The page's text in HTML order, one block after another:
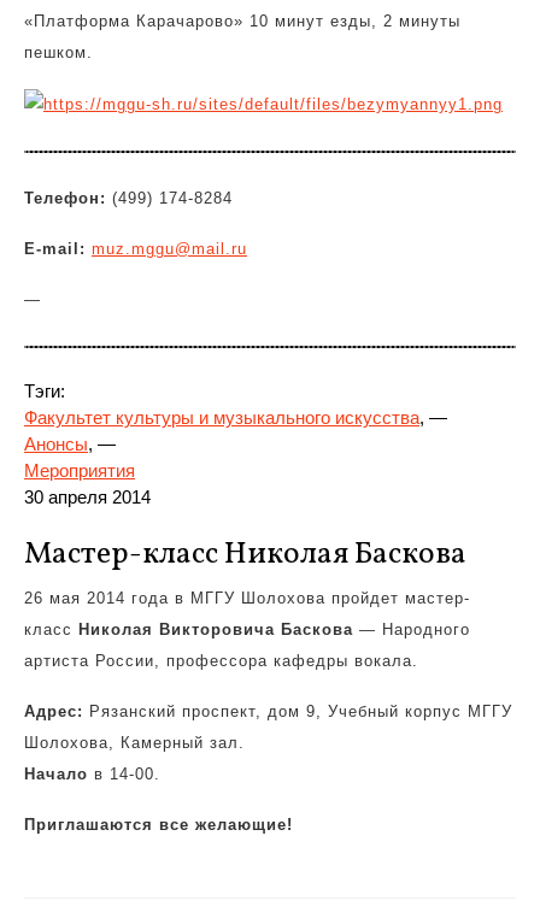
«Платформа Карачарово» 10 минут езды, 2 минуты
пешком.
Телефон: (499) 174-8284
E-mail: muz.mggu@mail.ru
—
Тэги:
Факультет культуры и музыкального искусства, —
Анонсы, —
Мероприятия
30 апреля 2014
Мастер-класс Николая Баскова
26 мая 2014 года в МГГУ Шолохова пройдет мастер-
класс Николая Викторовича Баскова — Народного
артиста России, профессора кафедры вокала.
Адрес: Рязанский проспект, дом 9, Учебный корпус МГГУ
Шолохова, Камерный зал.
Начало в 14-00.
Приглашаются все желающие!